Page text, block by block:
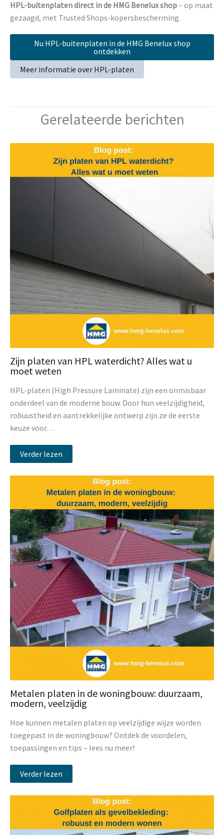
HPL-buitenplaten direct in de HMG Benelux shop– op maat
gezaagd, met Trusted Shops-kopersbescherming.
Nu HPL-buitenplaten in de HMG Benelux shop
ontdekken
Meer informatie over HPL-platen
Gerelateerde berichten
Zijn platen van HPL waterdicht? Alles wat u
moet weten
HPL-platen (High Pressure Laminate) zijn een onmisbaar
onderdeel van de moderne bouw. Door hun veelzijdigheid,
robuustheid en aantrekkelijke ontwerp zijn ze de eerste
keuze voor…
Verder lezen
Metalen platen in de woningbouw: duurzaam,
modern, veelzijdig
Hoe kunnen metalen platen op veelzijdige wijze worden
toegepast in de woningbouw? Ontdek de voordelen,
toepassingen en tips – lees nu meer!
Verder lezen